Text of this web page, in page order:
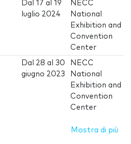
Dal17 al19
luglio 2024
NECC
National
Exhibition and
Convention
Center
Dal 28 al 30
giugno 2023
NECC
National
Exhibition and
Convention
Center
Mostra di più